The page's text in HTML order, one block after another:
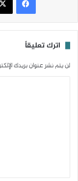
اترك تعليقاً
لن يتم نشر عنوان بريدك